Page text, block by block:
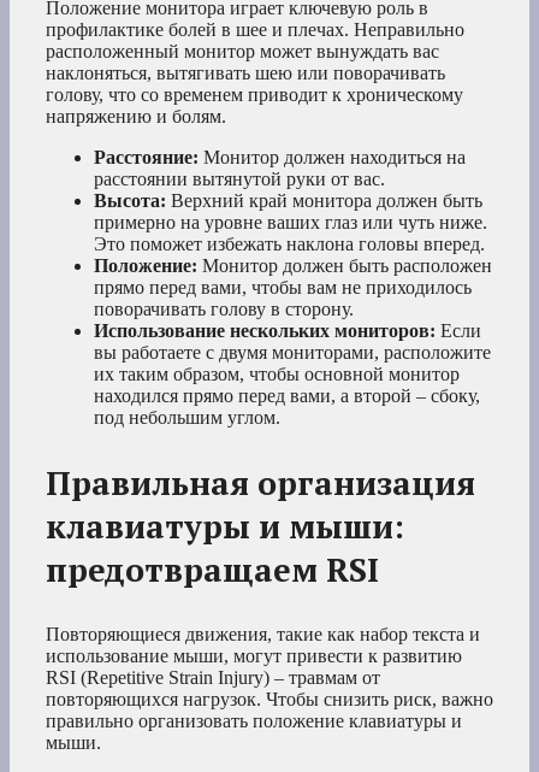
Положение монитора играет ключевую роль в
профилактике болей в шее и плечах. Неправильно
расположенный монитор может вынуждать вас
наклоняться, вытягивать шею или поворачивать
голову, что со временем приводит к хроническому
напряжению и болям.
Расстояние: Монитор должен находиться на
расстоянии вытянутой руки от вас.
Высота: Верхний край монитора должен быть
примерно на уровне ваших глаз или чуть ниже.
Это поможет избежать наклона головы вперед.
Положение: Монитор должен быть расположен
прямо перед вами, чтобы вам не приходилось
поворачивать голову в сторону.
Использование нескольких мониторов: Если
вы работаете с двумя мониторами, расположите
их таким образом, чтобы основной монитор
находился прямо перед вами, а второй – сбоку,
под небольшим углом.
Правильная организация
клавиатуры и мыши:
предотвращаем RSI
Повторяющиеся движения, такие как набор текста и
использование мыши, могут привести к развитию
RSI (Repetitive Strain Injury) – травмам от
повторяющихся нагрузок. Чтобы снизить риск, важно
правильно организовать положение клавиатуры и
мыши.